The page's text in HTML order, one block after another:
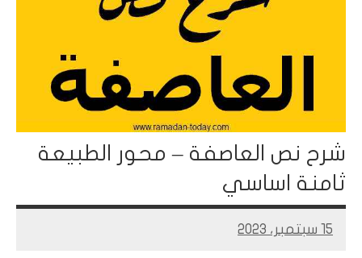
شرح نص العاصفة – محور الطبيعة
ثامنة اساسي
15 سبتمبر، 2023
Mohamed